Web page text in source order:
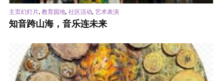
主页幻灯片, 教育园地, 社区活动, 艺术表演
知音跨山海，音乐连未来